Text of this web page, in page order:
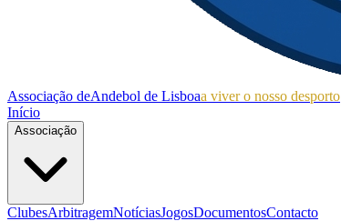
Associação deAndebol de Lisboaa viver o nosso desporto
Início
Associação
ClubesArbitragemNotíciasJogosDocumentosContacto